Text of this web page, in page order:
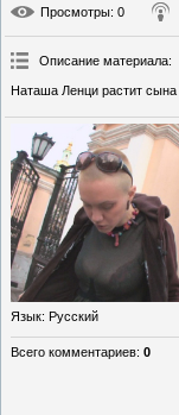
Просмотры: 0
Описание материала:
Наташа Ленци растит
Язык: Русский
Всего комментариев: 0